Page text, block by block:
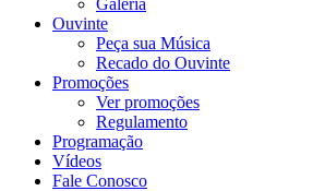
Ouvinte
Peça sua Música
Recado do Ouvinte
Promoções
Ver promoções
Regulamento
Programação
Vídeos
Fale Conosco